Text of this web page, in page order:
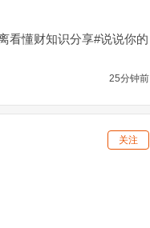
看懂财知识分享#说说你的
25分钟前
关注